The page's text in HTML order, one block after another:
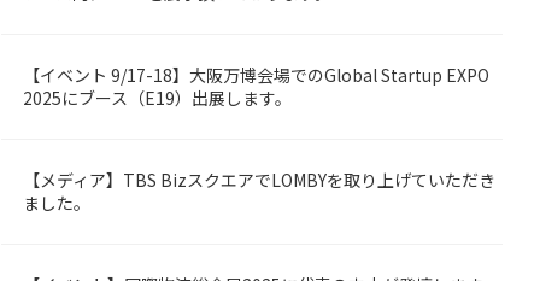
【イベント 9/17-18】大阪万博会場でのGlobal Startup EXPO
2025にブース（E19）出展します。
【メディア】TBS BizスクエアでLOMBYを取り上げていただき
ました。